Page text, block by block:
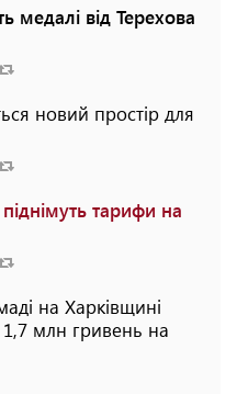
медалі від Терехова
новий простір для
тарифи на
на Харківщині
млн гривень на